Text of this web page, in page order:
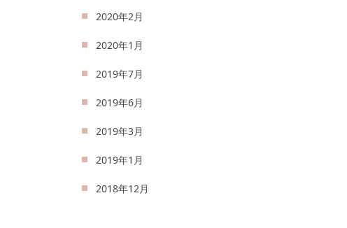
2020年2月
2020年1月
2019年7月
2019年6月
2019年3月
2019年1月
2018年12月